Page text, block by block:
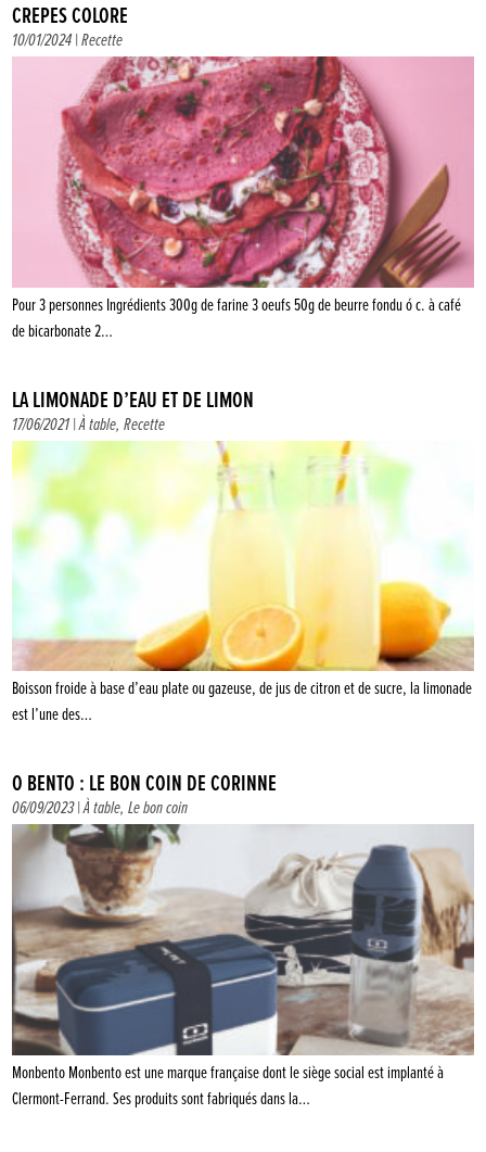
CRÊPES COLORÉ
10/01/2024 |Recette
Pour 3 personnes Ingrédients 300g de farine 3 oeufs 50g de beurre fondu ó c. à café
de bicarbonate 2…
LA LIMONADE D’EAU ET DE LIMON
17/06/2021 |À table,Recette
Boisson froide à base d’eau plate ou gazeuse, de jus de citron et de sucre, la limonade
est l’une des…
Ô BENTO : LE BON COIN DE CORINNE
06/09/2023 |À table,Le bon coin
Monbento Monbento est une marque française dont le siège social est implanté à
Clermont-Ferrand. Ses produits sont fabriqués dans la…